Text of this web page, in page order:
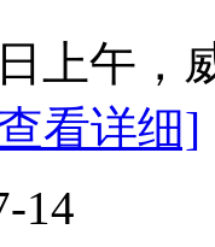
上午，
看详细]
14